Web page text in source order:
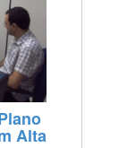
Alta